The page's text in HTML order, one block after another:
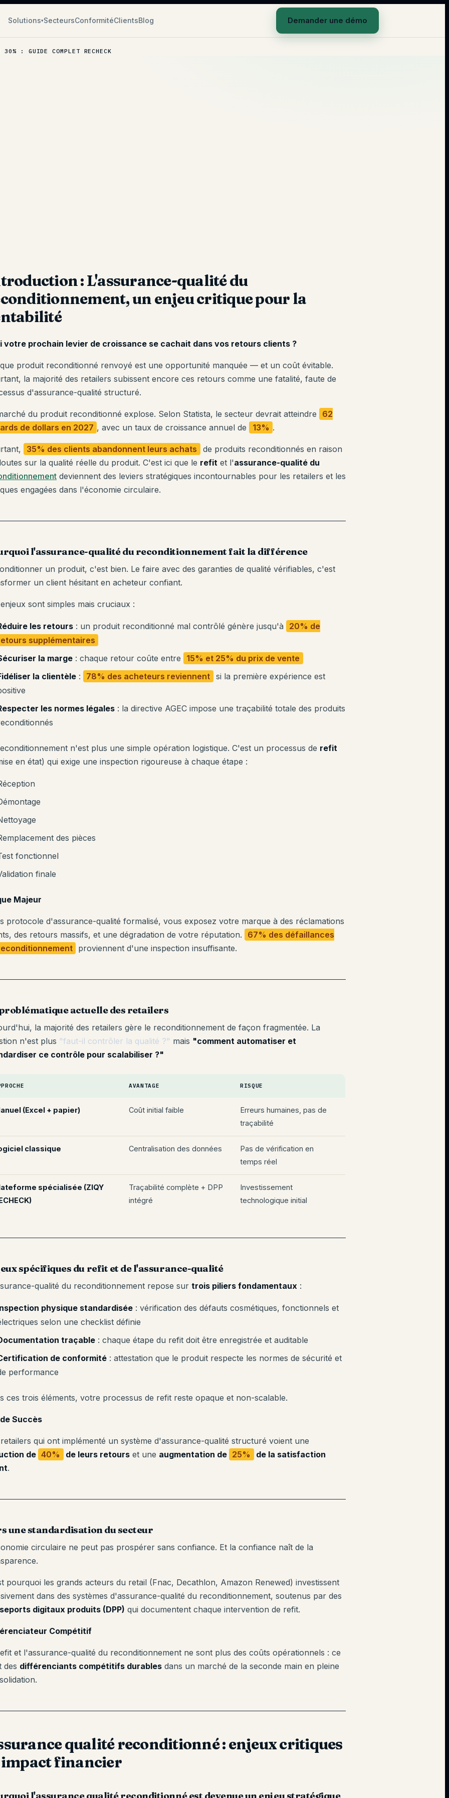
Solutions▾SecteursConformitéClientsBlog Demander une démo
30% : GUIDE COMPLET RECHECK
: L'assurance-qualité du
un enjeu critique pour la
votre prochain levier de croissance se cachait dans vos retours clients ?
produit reconditionné renvoyé est une opportunité manquée — et un coût évitable.
la majorité des retailers subissent encore ces retours comme une fatalité, faute de
d'assurance-qualité structuré.
du produit reconditionné explose. Selon Statista, le secteur devrait atteindre
62
de dollars en 2027 , avec un taux de croissance annuel de 13% .
35% des clients abandonnent leurs achats
de produits reconditionnés en raison
sur la qualité réelle du produit. C'est ici que le refit et l'assurance-qualité du
deviennent des leviers stratégiques incontournables pour les retailers et les
engagées dans l'économie circulaire.
l'assurance-qualité du reconditionnement fait la différence
un produit, c'est bien. Le faire avec des garanties de qualité vérifiables, c'est
un client hésitant en acheteur confiant.
sont simples mais cruciaux :
les retours : un produit reconditionné mal contrôlé génère jusqu'à
20% de
supplémentaires
la marge : chaque retour coûte entre
15% et 25% du prix de vente
la clientèle : 78% des acheteurs reviennent si la première expérience est
les normes légales : la directive AGEC impose une traçabilité totale des produits
n'est plus une simple opération logistique. C'est un processus de refit
en état) qui exige une inspection rigoureuse à chaque étape :
des pièces
fonctionnel
finale
Majeur
protocole d'assurance-qualité formalisé, vous exposez votre marque à des réclamations
des retours massifs, et une dégradation de votre réputation.
67% des défaillances
proviennent d'une inspection insuffisante.
actuelle des retailers
la majorité des retailers gère le reconditionnement de façon fragmentée. La
n'est plus "faut-il contrôler la qualité ?" mais "comment automatiser et
ce contrôle pour scalabiliser ?"
AVANTAGE RISQUE
(Excel + papier) Coût initial faible
Erreurs humaines, pas de
traçabilité
classique Centralisation des données
Pas de vérification en
temps réel
spécialisée (ZIQY
Traçabilité complète + DPP
intégré
Investissement
technologique initial
spécifiques du refit et de l'assurance-qualité
qualité du reconditionnement repose sur trois piliers fondamentaux :
physique standardisée : vérification des défauts cosmétiques, fonctionnels et
selon une checklist définie
traçable : chaque étape du refit doit être enregistrée et auditable
de conformité : attestation que le produit respecte les normes de sécurité et
performance
ces trois éléments, votre processus de refit reste opaque et non-scalable.
Succès
qui ont implémenté un système d'assurance-qualité structuré voient une
de 40% de leurs retourset une augmentation de 25%
de la satisfaction
.
une standardisation du secteur
circulaire ne peut pas prospérer sans confiance. Et la confiance naît de la
pourquoi les grands acteurs du retail (Fnac, Decathlon, Amazon Renewed) investissent
dans des systèmes d'assurance-qualité du reconditionnement, soutenus par des
digitaux produits (DPP) qui documentent chaque intervention de refit.
Compétitif
et l'assurance-qualité du reconditionnement ne sont plus des coûts opérationnels : ce
des différenciants compétitifs durables dans un marché de la seconde main en pleine
qualité reconditionné : enjeux critiques
impact financier
l'assurance qualité reconditionné est devenue un enjeu stratégique